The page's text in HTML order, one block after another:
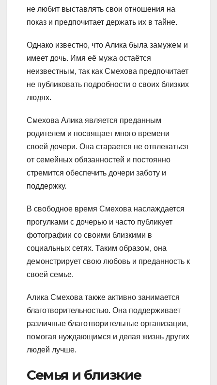
не любит выставлять свои отношения на
показ и предпочитает держать их в тайне.
Однако известно, что Алика была замужем и
имеет дочь. Имя её мужа остаётся
неизвестным, так как Смехова предпочитает
не публиковать подробности о своих близких
людях.
Смехова Алика является преданным
родителем и посвящает много времени
своей дочери. Она старается не отвлекаться
от семейных обязанностей и постоянно
стремится обеспечить дочери заботу и
поддержку.
В свободное время Смехова наслаждается
прогулками с дочерью и часто публикует
фотографии со своими близкими в
социальных сетях. Таким образом, она
демонстрирует свою любовь и преданность к
своей семье.
Алика Смехова также активно занимается
благотворительностью. Она поддерживает
различные благотворительные организации,
помогая нуждающимся и делая жизнь других
людей лучше.
Семья и близкие